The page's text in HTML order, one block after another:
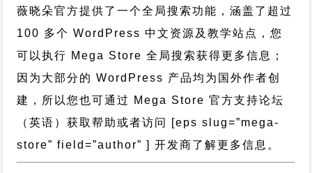
薇晓朵官方提供了一个全局搜索功能，涵盖了超过
100 多个 WordPress 中文资源及教学站点，您
可以执行 Mega Store 全局搜索获得更多信息；
因为大部分的 WordPress 产品均为国外作者创
建，所以您也可通过 Mega Store 官方支持论坛
（英语）获取帮助或者访问 [eps slug=”mega-
store” field=”author” ] 开发商了解更多信息。